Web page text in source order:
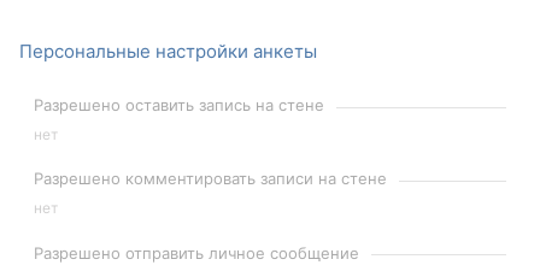
Персональные настройки анкеты
Разрешено оставить запись на стене
нет
Разрешено комментировать записи на стене
нет
Разрешено отправить личное сообщение